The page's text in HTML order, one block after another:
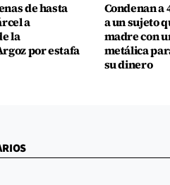
de hasta
a
la
por estafa
Condenan a
a un sujeto
madre con
metálica
su dinero